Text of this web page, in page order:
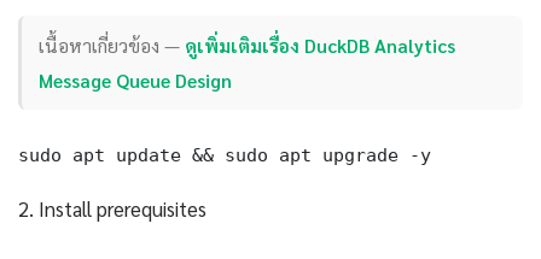
เนื้อหาเกี่ยวข้อง — ดูเพิ่มเติมเรื่อง DuckDB Analytics
Message Queue Design
sudo apt update && sudo apt upgrade -y
2. Install prerequisites